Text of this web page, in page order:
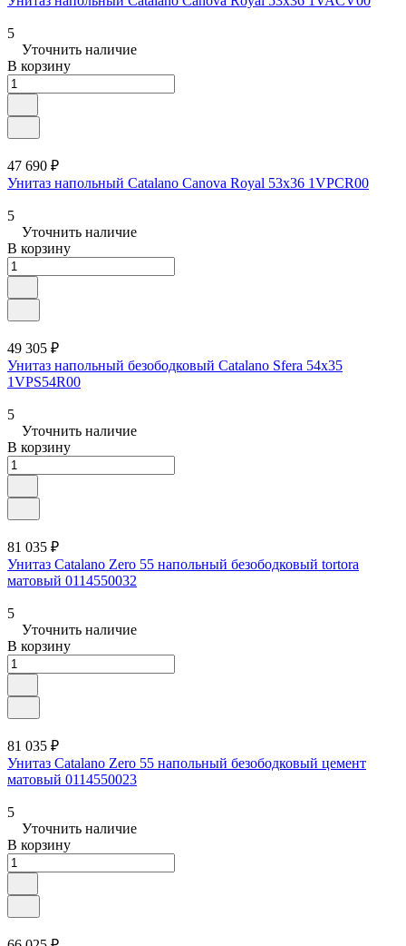
5
Уточнить наличие
В корзину
47 690 ₽
Унитаз напольный Catalano Canova Royal 53x36 1VPCR00
5
Уточнить наличие
В корзину
49 305 ₽
Унитаз напольный безободковый Catalano Sfera 54x35
1VPS54R00
5
Уточнить наличие
В корзину
81 035 ₽
Унитаз Catalano Zero 55 напольный безободковый tortora
матовый 0114550032
5
Уточнить наличие
В корзину
81 035 ₽
Унитаз Catalano Zero 55 напольный безободковый цемент
матовый 0114550023
5
Уточнить наличие
В корзину